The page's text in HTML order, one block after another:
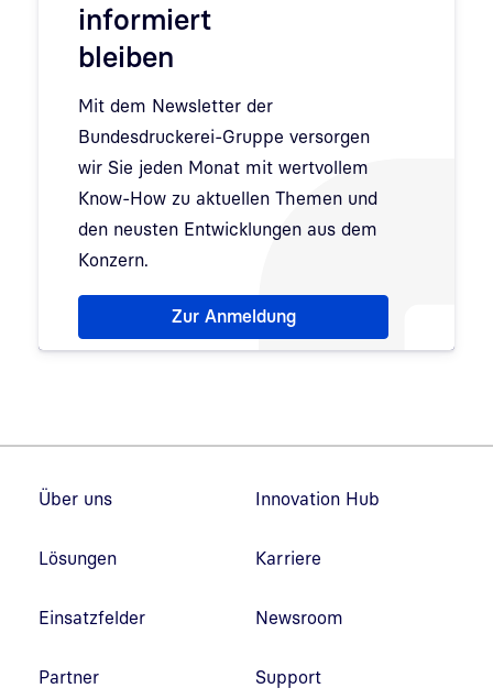
informiert
bleiben
Mit dem Newsletter der
Bundesdruckerei-Gruppe versorgen
wir Sie jeden Monat mit wertvollem
Know-How zu aktuellen Themen und
den neusten Entwicklungen aus dem
Konzern.
Hinweis: Dialog zur Newsletter-Anmeldung wurde
Zur Anmeldung
Über uns
Lösungen
Einsatzfelder
Partner
Innovation Hub
Karriere
Newsroom
Support